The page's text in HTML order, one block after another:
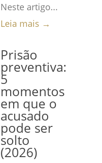
Neste artigo...
Leia mais →
Prisão
preventiva:
5
momentos
em que o
acusado
pode ser
solto
(2026)